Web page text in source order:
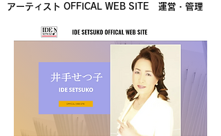
アーティスト OFFICAL WEB SITE 運営・管理